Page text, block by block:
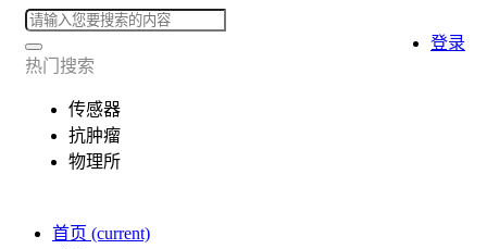
热门搜索
传感器
抗肿瘤
物理所
首页 (current)
登录